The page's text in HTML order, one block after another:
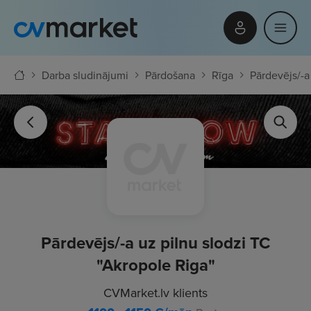
Darba sludinājumi Pārdošana Rīga Pārdevējs/-
Pārdevējs/-a uz pilnu slodzi TC
"Akropole Riga"
CVMarket.lv klients